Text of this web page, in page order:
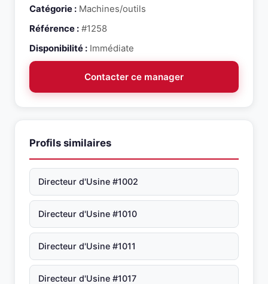
Catégorie : Machines/outils
Référence : #1258
Disponibilité : Immédiate
Contacter ce manager
Profils similaires
Directeur d'Usine #1002
Directeur d'Usine #1010
Directeur d'Usine #1011
Directeur d'Usine #1017